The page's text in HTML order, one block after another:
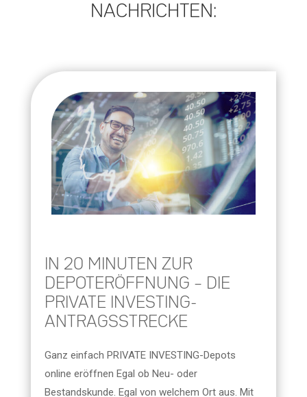
NACHRICHTEN:
IN 20 MINUTEN ZUR
DEPOTERÖFFNUNG – DIE
PRIVATE INVESTING-
ANTRAGSSTRECKE
Ganz einfach PRIVATE INVESTING-Depots
online eröffnen Egal ob Neu- oder
Bestandskunde. Egal von welchem Ort aus. Mit